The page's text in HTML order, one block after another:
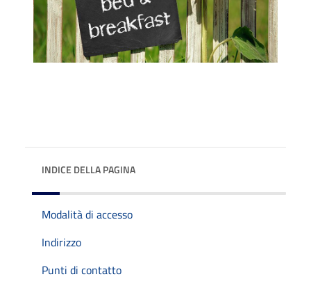
INDICE DELLA PAGINA
Modalità di accesso
Indirizzo
Punti di contatto